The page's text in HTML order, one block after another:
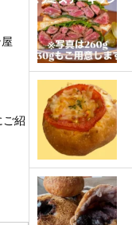
ご紹